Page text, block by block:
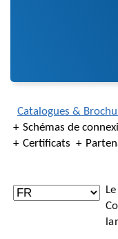
Catalogues &
Schémas de
Certificats